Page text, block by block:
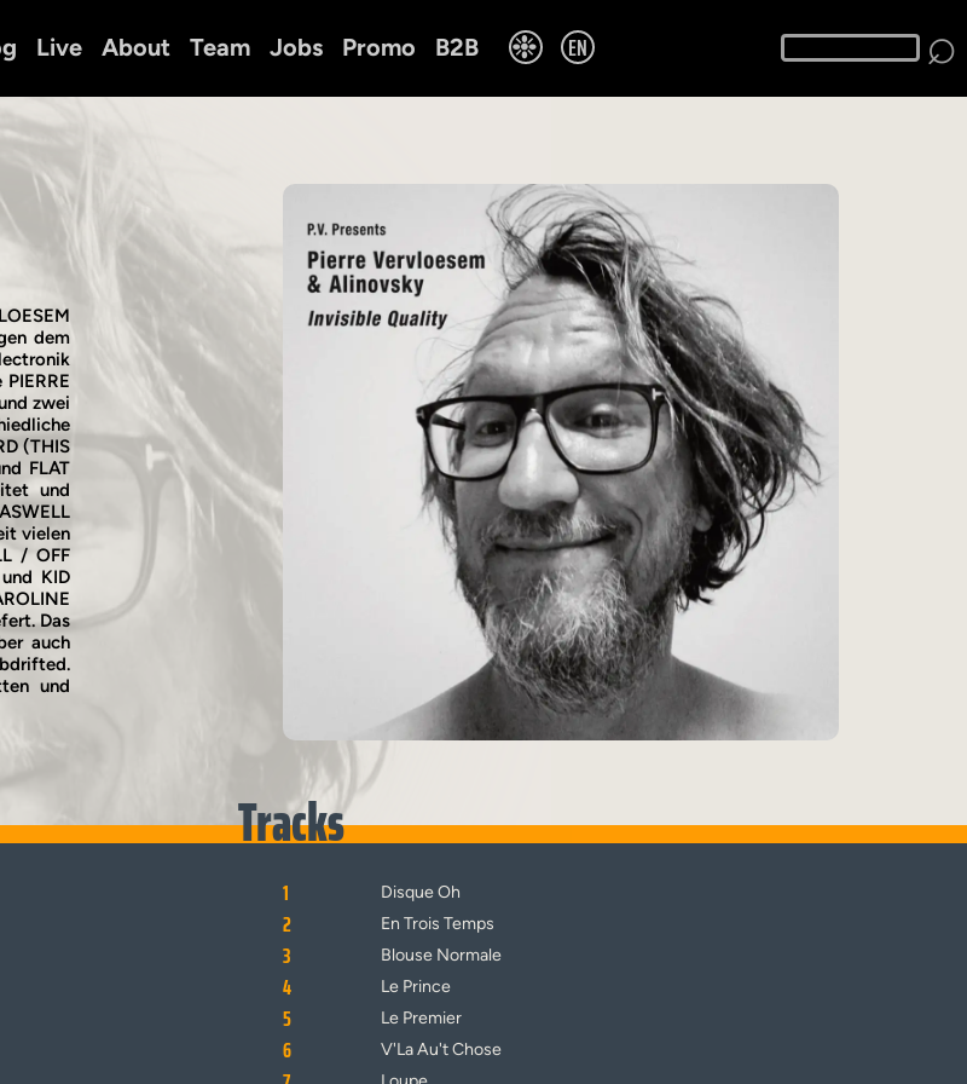
Live About Team Jobs Promo B2B ❉ EN ⌕
dem
zwei
(THIS
FLAT
und
vielen
/ OFF
KID
Das
auch
und
Tracks
1 Disque Oh
2 En Trois Temps
3 Blouse Normale
4 Le Prince
5 Le Premier
6 V'La Au't Chose